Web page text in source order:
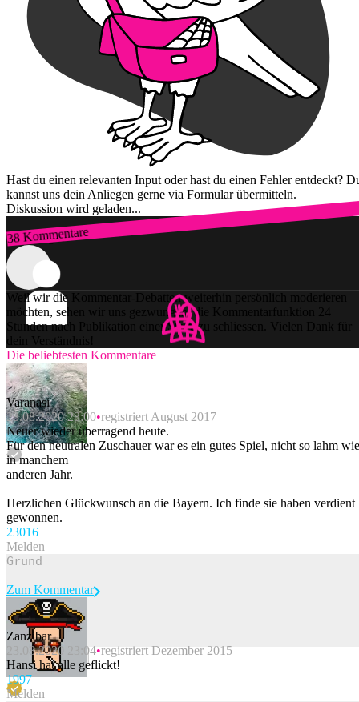
Hast du einen relevanten Input oder hast du einen Fehler entdeckt?
kannst uns dein Anliegen gerne via Formular übermitteln.
Diskussion wird geladen...
38 Kommentare
Zum Login
Weil wir die Kommentar-Debatten weiterhin persönlich moderieren
möchten, sehen wir uns gezwungen, die Kommentarfunktion 24
Stunden nach Publikation einer Story zu schliessen. Vielen Dank für
dein Verständnis!
Die beliebtesten Kommentare
Varanasi
23.08.2020 23:00 registriert August 2017
Neuer wieder überragend heute.
Für den neutralen Zuschauer war es ein gutes Spiel, nicht so lahm wie
in manchem
anderen Jahr.
Herzlichen Glückwunsch an die Bayern. Ich finde sie haben verdient
gewonnen.
23016
Melden
Beitrag melden
Zum Kommentar
Zanzibar
23.08.2020 23:04 registriert Dezember 2015
Hansi hat alle geflickt!
1997
Melden